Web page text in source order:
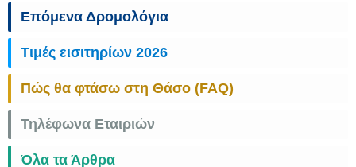
Επόμενα Δρομολόγια
Τιμές εισιτηρίων 2026
Πώς θα φτάσω στη Θάσο (FAQ)
Τηλέφωνα Εταιριών
Όλα τα Άρθρα